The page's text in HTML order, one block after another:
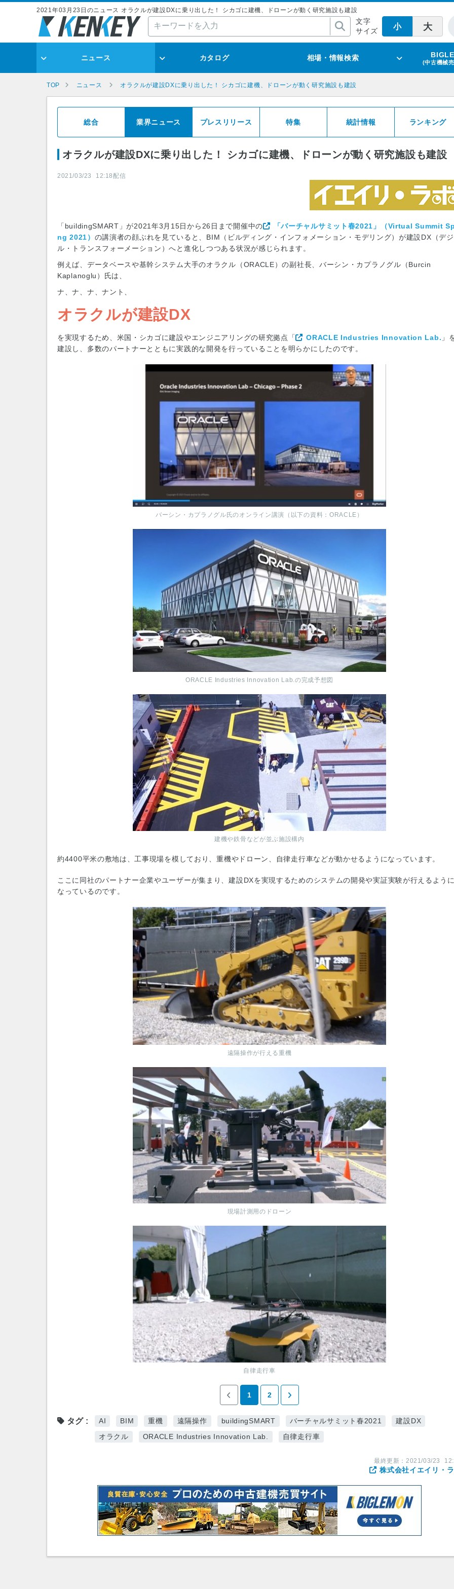
2021年03月23日のニュース オラクルが建設DXに乗り出した！ シカゴに建機、ドローンが動く研究施設も建設
文字
サイズ
小 大
ニュース カタログ 相場・情報検索
(中古機械
TOP ニュース オラクルが建設DXに乗り出した！ シカゴに建機、ドローンが動く研究施設も建設
総合 業界ニュース プレスリリース 特集 統計情報 ランキング
オラクルが建設DXに乗り出した！ シカゴに建機、ドローンが動く研究施設も建設
2021/03/23 12:18 配信
「buildingSMART」が2021年3月15日から26日まで開催中の
「バーチャルサミット春2021」（Virtual Summit
ng 2021） の講演者の顔ぶれを見ていると、BIM（ビルディング・インフォメーション・モデリング）が建設DX（デ
ル・トランスフォーメーション）へと進化しつつある状況が感じられます。
例えば、データベースや基幹システム大手のオラクル（ORACLE）の副社長、バーシン・カプラノグル（Burcin
Kaplanoglu）氏は、
ナ、ナ、ナ、ナント、
オラクルが建設DX
を実現するため、米国・シカゴに建設やエンジニアリングの研究拠点「 ORACLE Industries Innovation Lab. 」
建設し、多数のパートナーとともに実践的な開発を行っていることを明らかにしたのです。
バーシン・カプラノグル氏のオンライン講演（以下の資料：ORACLE）
ORACLE Industries Innovation Lab.の完成予想図
建機や鉄骨などが並ぶ施設構内
約4400平米の敷地は、工事現場を模しており、重機やドローン、自律走行車などが動かせるようになっています。
ここに同社のパートナー企業やユーザーが集まり、建設DXを実現するためのシステムの開発や実証実験が行えるよう
なっているのです。
遠隔操作が行える重機
現場計測用のドローン
自律走行車
1 2
タグ AI BIM 重機 遠隔操作 buildingSMART バーチャルサミット春2021
建設DX
オラクル
ORACLE Industries Innovation Lab. 自律走行車
最終更新： 2021/03/23
株式会社イエイリ・